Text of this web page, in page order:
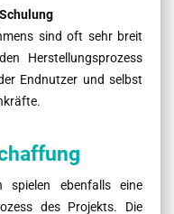
sind oft sehr breit
Herstellungsprozess
Endnutzer und selbst
spielen ebenfalls eine
des Projekts. Die